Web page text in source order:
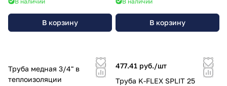
В корзину В корзину
Труба медная 3/4" в
теплоизоляции
477.41 руб./шт
Труба K-FLEX SPLIT 25